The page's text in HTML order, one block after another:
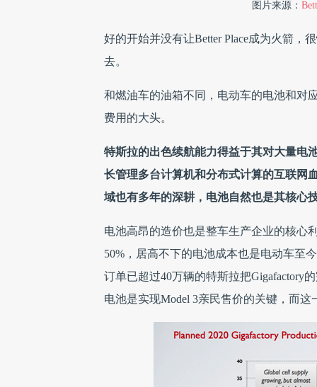
图片来源：
好的开始并没有让Better Place成为火箭，
去。
和燃油车的油箱不同，电动车的电池和对
费用的大头。
特斯拉的出色续航能力得益于其对大量电
长管理多台计算机和分布式计算的互联网
域也有多年的深耕，电池自然也是其核心
电池高昂的造价也是整车生产企业的核心
50%，居高不下的电池成本也是电动车至
订单已超过40万辆的特斯拉把Gigafactory
电池是实现Model 3亲民售价的关键，而